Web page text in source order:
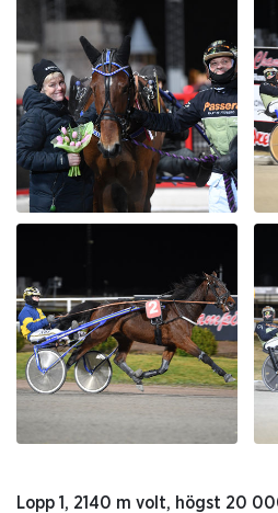
Lopp 1, 2140 m volt, högst 20